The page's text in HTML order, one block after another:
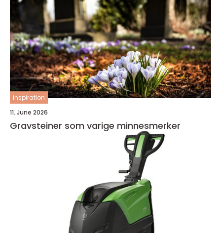
inspiration
11. June 2026
Gravsteiner som varige minnesmerker